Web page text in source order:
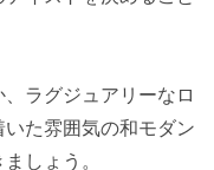
ラグジュアリーなロ
た雰囲気の和モダン
しょう。